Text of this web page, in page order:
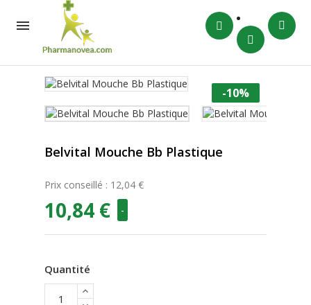

-10%
Belvital Mouche Bb Plastique
Prix conseillé : 12,04 €
10,84 € -
Quantité